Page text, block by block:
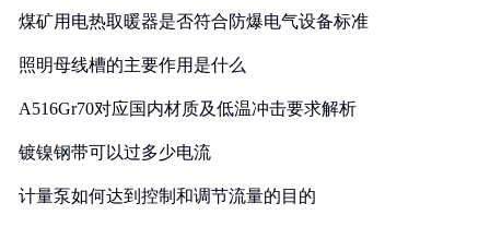
煤矿用电热取暖器是否符合防爆电气设备标准
照明母线槽的主要作用是什么
A516Gr70对应国内材质及低温冲击要求解析
镀镍钢带可以过多少电流
计量泵如何达到控制和调节流量的目的